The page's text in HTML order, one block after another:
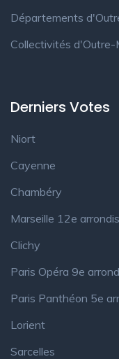
Départements
Collectivités d'Outre-
Derniers Votes
Niort
Cayenne
Chambéry
Marseille 12e
Clichy
Paris Opéra 9e
Paris Panthéon 5e
Lorient
Sarcelles